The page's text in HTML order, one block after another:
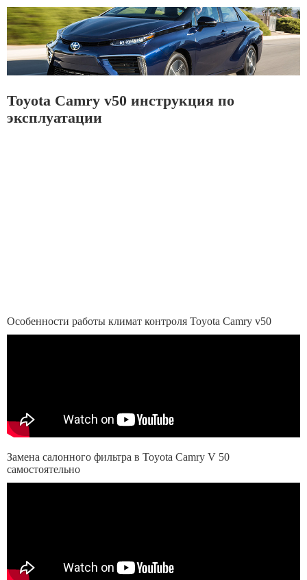
Toyota Camry v50 инструкция по
эксплуатации
Особенности работы климат контроля Toyota Camry v50
Замена салонного фильтра в Toyota Camry V 50
самостоятельно